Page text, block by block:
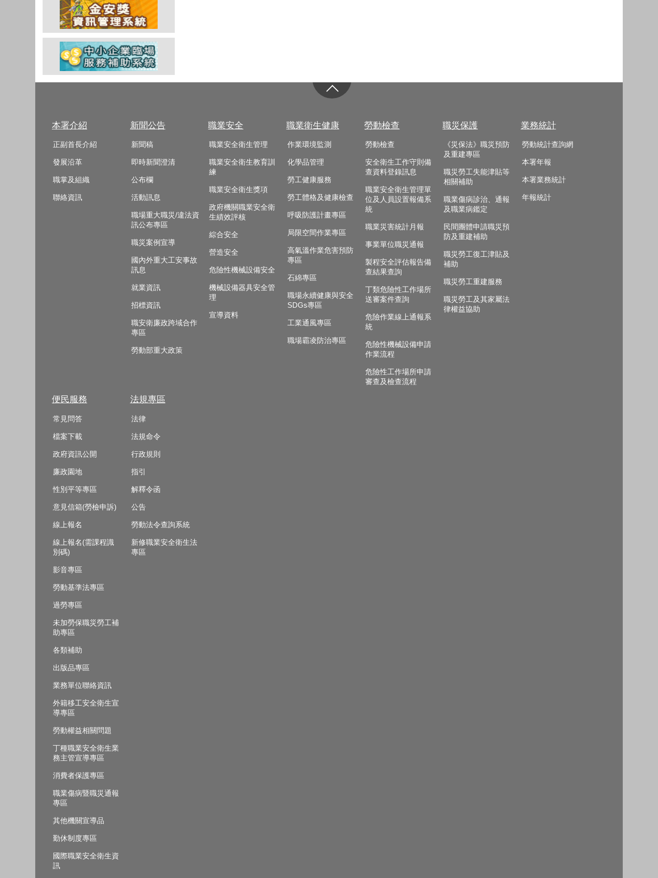
本署介紹
正副首長介紹
發展沿革
職掌及組織
聯絡資訊
新聞公告
新聞稿
即時新聞澄清
公布欄
活動訊息
職場重大職災/違法資
訊公布專區
職災案例宣導
國內外重大工安事故
訊息
就業資訊
招標資訊
職安衛廉政跨域合作
專區
勞動部重大政策
職業安全
職業安全衛生管理
職業安全衛生教育訓
練
職業安全衛生獎項
政府機關職業安全衛
生績效評核
綜合安全
營造安全
危險性機械設備安全
機械設備器具安全管
理
宣導資料
職業衛生健康
作業環境監測
化學品管理
勞工健康服務
勞工體格及健康檢查
呼吸防護計畫專區
局限空間作業專區
高氣溫作業危害預防
專區
石綿專區
職場永續健康與安全
SDGs專區
工業通風專區
職場霸凌防治專區
勞動檢查
勞動檢查
安全衛生工作守則備
查資料登錄訊息
職業安全衛生管理單
位及人員設置報備系
統
職業災害統計月報
事業單位職災通報
製程安全評估報告備
查結果查詢
丁類危險性工作場所
送審案件查詢
危險作業線上通報系
統
危險性機械設備申請
作業流程
危險性工作場所申請
審查及檢查流程
職災保護
《災保法》職災預防
及重建專區
職災勞工失能津貼等
相關補助
職業傷病診治、通報
及職業病鑑定
民間團體申請職災預
防及重建補助
職災勞工復工津貼及
補助
職災勞工重建服務
職災勞工及其家屬法
律權益協助
業務統計
勞動統計查詢網
本署年報
本署業務統計
年報統計
便民服務
常見問答
檔案下載
政府資訊公開
廉政園地
性別平等專區
意見信箱(勞檢申訴)
線上報名
線上報名(需課程識
別碼)
影音專區
勞動基準法專區
過勞專區
未加勞保職災勞工補
助專區
各類補助
出版品專區
業務單位聯絡資訊
外籍移工安全衛生宣
導專區
勞動權益相關問題
丁種職業安全衛生業
務主管宣導專區
消費者保護專區
職業傷病暨職災通報
專區
其他機關宣導品
勤休制度專區
國際職業安全衛生資
訊
法規專區
法律
法規命令
行政規則
指引
解釋令函
公告
勞動法令查詢系統
新修職業安全衛生法
專區